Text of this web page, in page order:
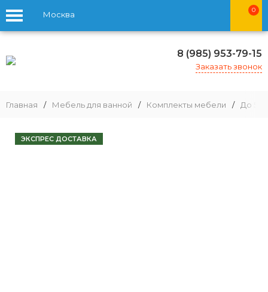
Москва 0
8 (985) 953-79-15
Заказать звонок
Главная / Мебель для ванной / Комплекты мебели / До 59
ЭКСПРЕС ДОСТАВКА